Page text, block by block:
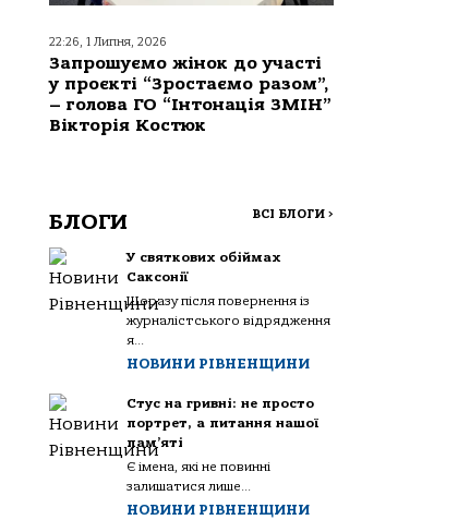
22:26, 1 Липня, 2026
Запрошуємо жінок до участі
у проєкті “Зростаємо разом”,
– голова ГО “Інтонація ЗМІН”
Вікторія Костюк
БЛОГИ ВСІ БЛОГИ >
У святкових обіймах
Саксонії
Щоразу після повернення із
журналістського відрядження
я...
НОВИНИ РІВНЕНЩИНИ
Стус на гривні: не просто
портрет, а питання нашої
пам’яті
Є імена, які не повинні
залишатися лише...
НОВИНИ РІВНЕНЩИНИ